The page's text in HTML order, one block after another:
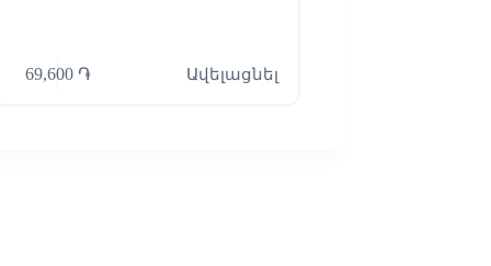
69,600 ֏ Ավելացնել